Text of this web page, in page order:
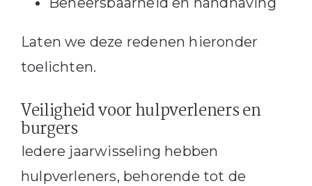
Laten we deze redenen hieronder
toelichten.
Veiligheid voor hulpverleners en
burgers
Iedere jaarwisseling hebben
hulpverleners, behorende tot de